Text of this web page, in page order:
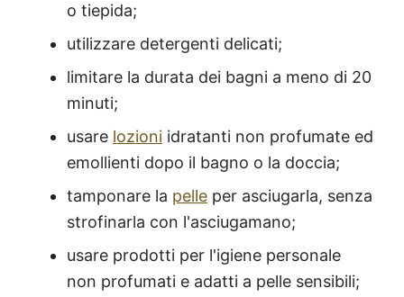
o tiepida;
utilizzare detergenti delicati;
limitare la durata dei bagni a meno di 20
minuti;
usare lozioni idratanti non profumate ed
emollienti dopo il bagno o la doccia;
tamponare la pelle per asciugarla, senza
strofinarla con l'asciugamano;
usare prodotti per l'igiene personale
non profumati e adatti a pelle sensibili;